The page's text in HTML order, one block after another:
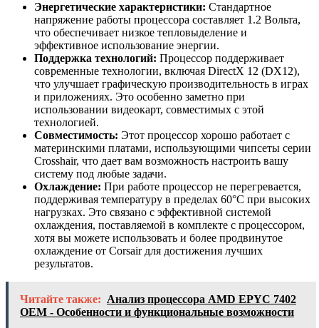
Энергетические характеристики: Стандартное
напряжение работы процессора составляет 1.2 Вольта,
что обеспечивает низкое тепловыделение и
эффективное использование энергии.
Поддержка технологий: Процессор поддерживает
современные технологии, включая DirectX 12 (DX12),
что улучшает графическую производительность в играх
и приложениях. Это особенно заметно при
использовании видеокарт, совместимых с этой
технологией.
Совместимость: Этот процессор хорошо работает с
материнскими платами, использующими чипсеты серии
Crosshair, что дает вам возможность настроить вашу
систему под любые задачи.
Охлаждение: При работе процессор не перегревается,
поддерживая температуру в пределах 60°C при высоких
нагрузках. Это связано с эффективной системой
охлаждения, поставляемой в комплекте с процессором,
хотя вы можете использовать и более продвинутое
охлаждение от Corsair для достижения лучших
результатов.
Читайте также: Анализ процессора AMD EPYC 7402
OEM - Особенности и функциональные возможности